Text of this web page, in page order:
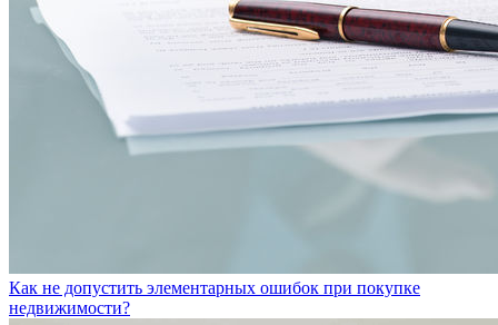
Как не допустить элементарных ошибок при покупке
недвижимости?